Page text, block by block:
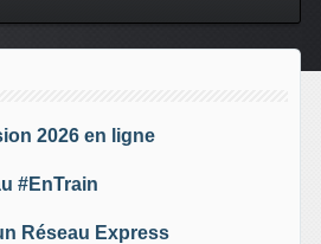
2026 en ligne
#EnTrain
Réseau Express